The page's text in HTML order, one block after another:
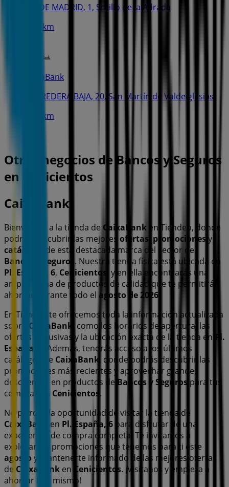
AV. DE MADRID, 1, Sotillo de la Adrada
10.7 km
CaixaBank
CORREDERA BAJA, 20, San Martín de Valdeiglesias
12.0 km
Otros negocios de Bancos y Seguros
en Cenicientos
CaixaBank
Bienvenido a la tienda de CaixaBank en Tiendeo, donde
podrás descubrir las mejores ofertas promociones y
catálogos
de esta destacada marca del sector de
Bancos y Seguros . Nuestra tienda física está ubicada en
Pl. España, 6, Cenicientos , y en ella encontrarás una
amplia gama de productos de calidad que te permitirán
ahorrar durante todo el agosto de 2026
En Tiendeo te ofrecemos toda la información actualizada
sobre CaixaBank , como los horarios de apertura, las
ofertas exclusivas y la ubicación exacta de la tienda en Pl.
España, 6
. Además, tendrás acceso a los últimos
catálogos de CaixaBank, donde podrás descubrir las
promociones más recientes y aprovechar grandes
descuentos en productos de Bancos y Seguros para tus
compras en Cenicientos .
No pierdas la oportunidad de visitar la tienda de
CaixaBank
en Pl. España, 6 para disfrutar de una
experiencia de compra completa. Te invitamos a
explorar las promociones que tenemos para ti este
agosto y mantenerte informado de las mejores ofertas
de CaixaBank en Cenicientos. ¡Visítanos y empieza a
ahorrar hoy mismo!